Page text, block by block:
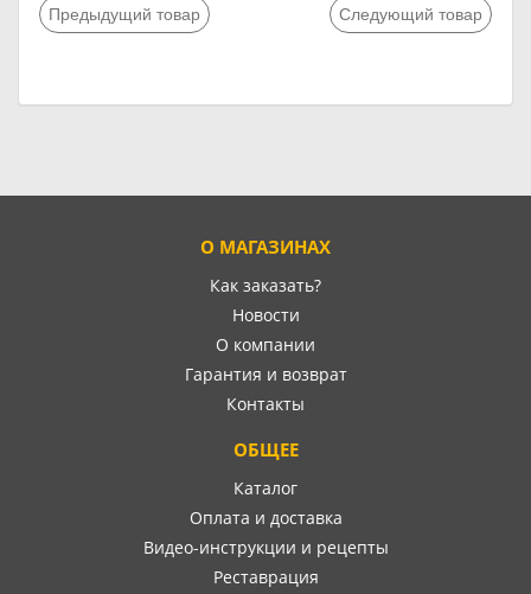
Предыдущий товар Следующий товар
О МАГАЗИНАХ
Как заказать?
Новости
О компании
Гарантия и возврат
Контакты
ОБЩЕЕ
Каталог
Оплата и доставка
Видео-инструкции и рецепты
Реставрация